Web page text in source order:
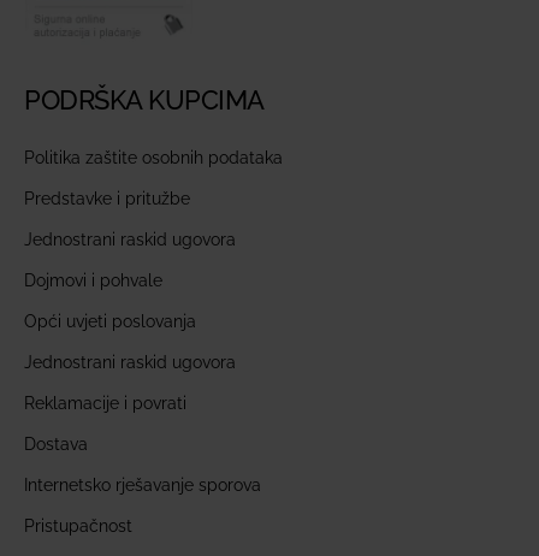
PODRŠKA KUPCIMA
Politika zaštite osobnih podataka
Predstavke i pritužbe
Jednostrani raskid ugovora
Dojmovi i pohvale
Opći uvjeti poslovanja
Jednostrani raskid ugovora
Reklamacije i povrati
Dostava
Internetsko rješavanje sporova
Pristupačnost